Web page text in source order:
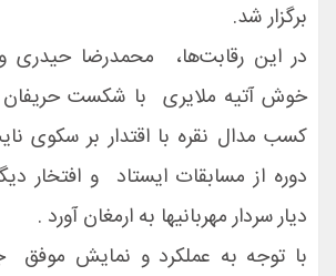
برگزار شد.
در این رقابت‌ها، محمدرضا حیدری
خوش آتیه ملایری با شکست
کسب مدال نقره با اقتدار بر سکوی
دوره از مسابقات ایستاد و افتخار
دیار سردار مهربانیها به ارمغان آورد .
با توجه به عملکرد و نمایش موفق